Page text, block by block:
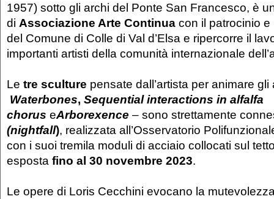
1957) sotto gli archi del Ponte San Francesco, è
di Associazione Arte Continua con il patrocinio
del Comune di Colle di Val d’Elsa e ripercorre il
importanti artisti della comunità internazionale
Le tre sculture pensate dall’artista per animare
Waterbones, Sequential interactions in alfalfa
chorus eArborexence – sono strettamente
(nightfall), realizzata all’Osservatorio
con i suoi tremila moduli di acciaio collocati sul
esposta fino al 30 novembre 2023.
Le opere di Loris Cecchini evocano la